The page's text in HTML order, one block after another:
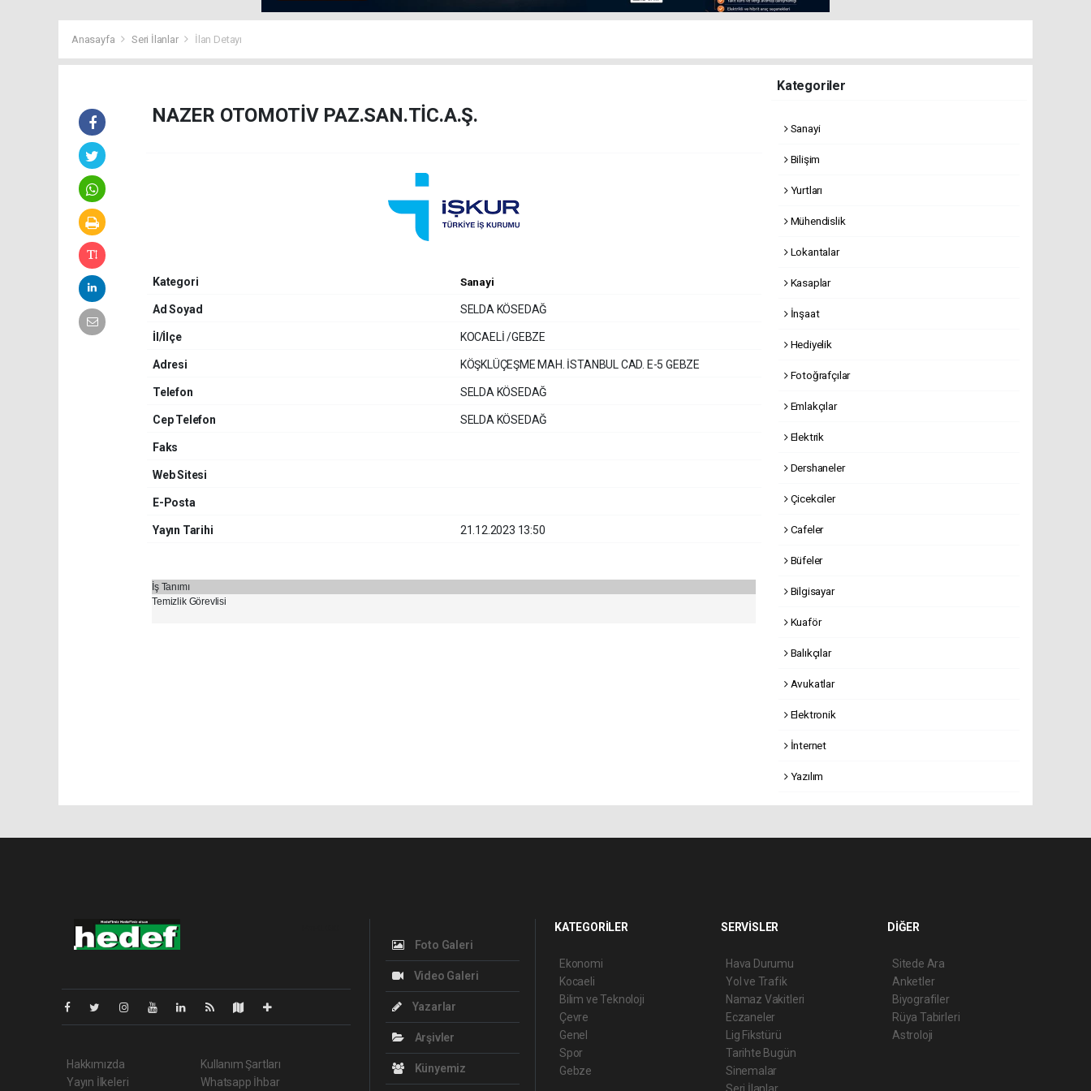
Anasayfa Seri İlanlar İlan Detayı
NAZER OTOMOTİV PAZ.SAN.TİC.A.Ş.
Kategori Sanayi
Ad Soyad SELDA KÖSEDAĞ
İl/İlçe KOCAELİ /GEBZE
Adresi KÖŞKLÜÇEŞME MAH. İSTANBUL CAD. E-5 GEBZE
Telefon SELDA KÖSEDAĞ
Cep Telefon SELDA KÖSEDAĞ
Faks
Web Sitesi
E-Posta
Yayın Tarihi 21.12.2023 13:50
İş Tanımı
Temizlik Görevlisi
Kategoriler
Sanayi
Bilişim
Yurtları
Mühendislik
Lokantalar
Kasaplar
İnşaat
Hediyelik
Fotoğrafçılar
Emlakçılar
Elektrik
Dershaneler
Çicekciler
Cafeler
Büfeler
Bilgisayar
Kuaför
Balıkçılar
Avukatlar
Elektronik
İnternet
Yazılım
Hakkımızda
Yayın İlkeleri
Kullanım Şartları
Whatsapp İhbar
Foto Galeri
Video Galeri
Yazarlar
Arşivler
Künyemiz
KATEGORİLER
Ekonomi
Kocaeli
Bilim ve Teknoloji
Çevre
Genel
Spor
Gebze
SERVİSLER
Hava Durumu
Yol ve Trafik
Namaz Vakitleri
Eczaneler
Lig Fikstürü
Tarihte Bugün
Sinemalar
Seri İlanlar
DİĞER
Sitede Ara
Anketler
Biyografiler
Rüya Tabirleri
Astroloji